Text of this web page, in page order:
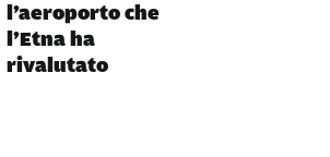
l’aeroporto che
l’Etna ha
rivalutato